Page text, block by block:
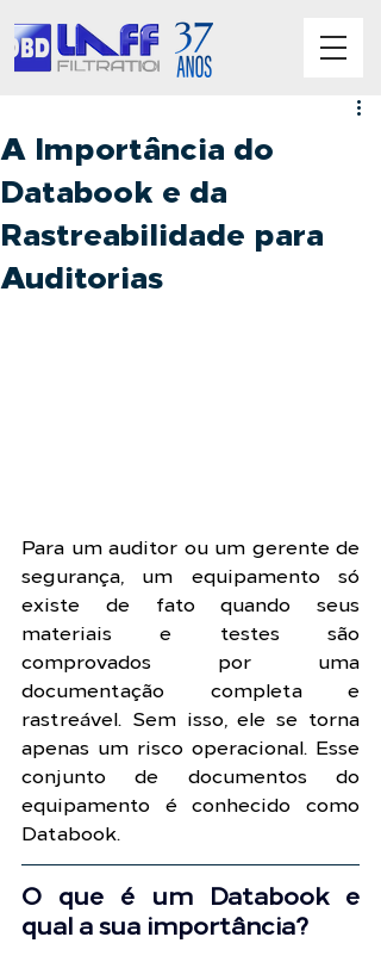
A Importância do
Databook e da
Rastreabilidade para
Auditorias
Para um auditor ou um gerente de
segurança, um equipamento só
existe de fato quando seus
materiais e testes são
comprovados por uma
documentação completa e
rastreável. Sem isso, ele se torna
apenas um risco operacional. Esse
conjunto de documentos do
equipamento é conhecido como
Databook.
O que é um Databook e
qual a sua importância?